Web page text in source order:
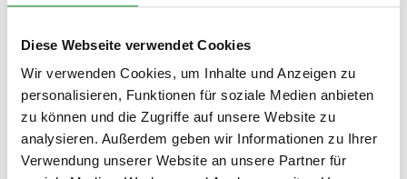
Diese Webseite verwendet Cookies
Wir verwenden Cookies, um Inhalte und Anzeigen zu
personalisieren, Funktionen für soziale Medien anbieten
zu können und die Zugriffe auf unsere Website zu
analysieren. Außerdem geben wir Informationen zu Ihrer
Verwendung unserer Website an unsere Partner für
Passendes Fahrzeug nicht dabei?
Fahrzeug-Suche für AT-Einspritzpumpen»
Oder einfachim Chatnachfragen.
Hersteller/EU Verantwortliche